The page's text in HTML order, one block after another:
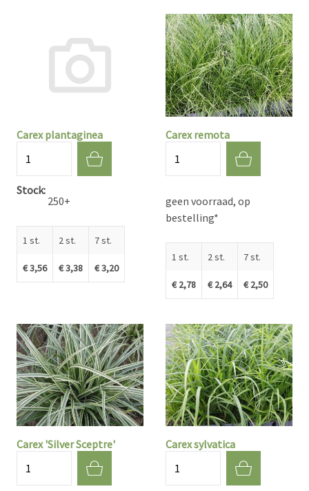
Carex plantaginea
Stock
250+
1 st.
€ 3,56
2 st.
€ 3,38
7 st.
€ 3,20
Carex remota
geen voorraad, op
bestelling*
1 st.
€ 2,78
2 st.
€ 2,64
7 st.
€ 2,50
Carex 'Silver Sceptre'
Carex sylvatica